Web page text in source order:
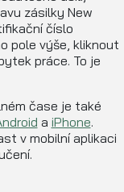
zásilky New
číslo
pole výše, kliknout
práce. To je
čase je také
a iPhone.
v mobilní aplikaci